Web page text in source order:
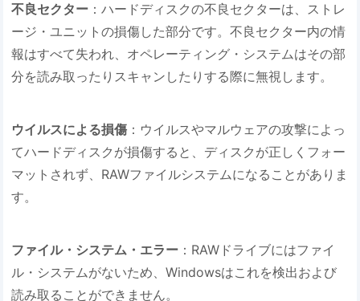
不良セクター ：ハードディスクの不良セクターは、ストレ
ージ・ユニットの損傷した部分です。不良セクター内の情
報はすべて失われ、オペレーティング・システムはその部
分を読み取ったりスキャンしたりする際に無視します。
ウイルスによる損傷 ：ウイルスやマルウェアの攻撃によっ
てハードディスクが損傷すると、ディスクが正しくフォー
マットされず、RAWファイルシステムになることがありま
す。
ファイル・システム・エラー ：RAWドライブにはファイ
ル・システムがないため、Windowsはこれを検出および
読み取ることができません。